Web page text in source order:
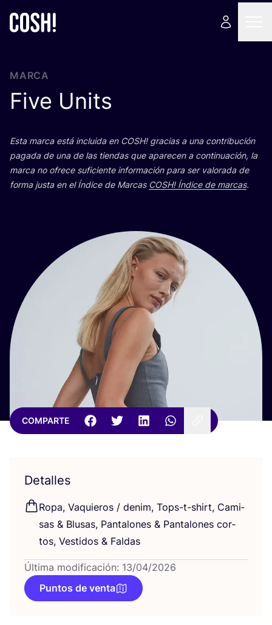
MARCA
Five Units
Esta mar­ca está inclui­da en COSH! gra­cias a una con­tri­bu­ción
paga­da de una de las tien­das que apa­re­cen a con­ti­nua­ción, la
mar­ca no ofre­ce sufi­cien­te infor­ma­ción para ser valo­ra­da de
for­ma jus­ta en el Índi­ce de Mar­cas COSH! Índi­ce de mar­cas.
COMPARTE
Detalles
Ropa, Vaquie­ros / denim, Tops-t-shirt, Cami­
sas & Blu­sas, Pan­ta­lo­nes & Pan­ta­lo­nes cor­
tos, Ves­ti­dos & Faldas
Última modificación: 13/04/2026
Puntos de venta